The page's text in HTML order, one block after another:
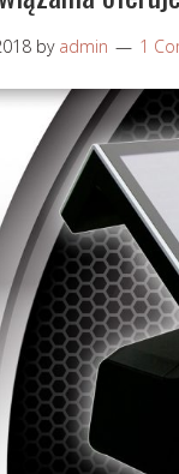
by admin 1